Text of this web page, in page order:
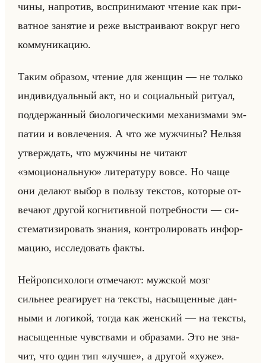
чи­ны, на­про­тив, вос­при­ни­ма­ют чте­ние как при­
ват­ное за­ня­тие и реже вы­стра­ива­ют во­круг него
ком­му­ни­ка­цию.
Таким об­ра­зом, чте­ние для жен­щин — не только
ин­ди­ви­ду­альный акт, но и со­ци­альный ри­ту­ал,
под­дер­жан­ный био­ло­ги­че­ски­ми ме­ха­низ­ма­ми эм­
па­тии и во­вле­че­ния. А что же муж­чи­ны? Нельзя
утвер­ждать, что муж­чи­ны не чи­та­ют
«эмоциональную» ли­те­ра­ту­ру вовсе. Но чаще
они де­ла­ют выбор в пользу тек­стов, ко­то­рые от­
ве­ча­ют дру­гой ко­гни­тив­ной по­треб­но­сти — си­
сте­ма­ти­зи­ро­вать зна­ния, кон­тро­ли­ро­вать ин­фор­
ма­цию, ис­сле­до­вать факты.
Нейро­пси­хо­ло­ги от­ме­ча­ют: муж­ской мозг
сильнее ре­аги­ру­ет на тек­сты, на­сы­щен­ные дан­
ны­ми и ло­ги­кой, тогда как жен­ский — на тек­сты,
на­сы­щен­ные чув­ства­ми и об­ра­за­ми. Это не зна­
чит, что один тип «лучше», а дру­гой «хуже».